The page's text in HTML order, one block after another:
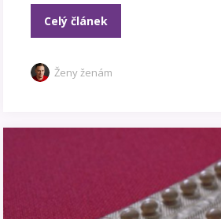
Celý článek
Ženy ženám